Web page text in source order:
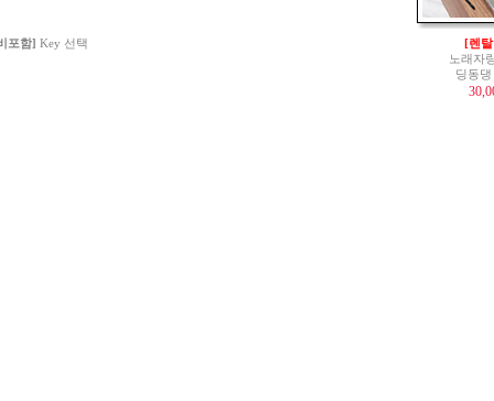
포함] Key 선택
[렌
노래자
딩동